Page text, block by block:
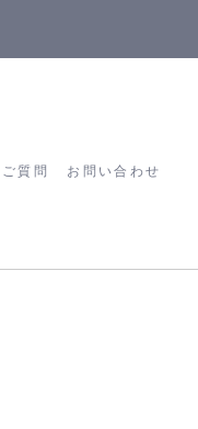
質問 お問い合わせ
るご質問